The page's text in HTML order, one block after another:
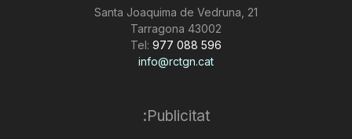
Santa Joaquima de Vedruna, 21
43002 Tarragona
Tel: 977 088 596
info@rctgn.cat
Publicitat: